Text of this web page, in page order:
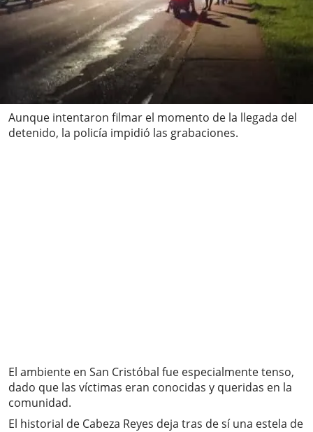
Aunque intentaron filmar el momento de la llegada del
detenido, la policía impidió las grabaciones.
El ambiente en San Cristóbal fue especialmente tenso,
dado que las víctimas eran conocidas y queridas en la
comunidad.
El historial de Cabeza Reyes deja tras de sí una estela de